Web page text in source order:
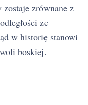
zrównane z
ze
w historię stanowi
boskiej.